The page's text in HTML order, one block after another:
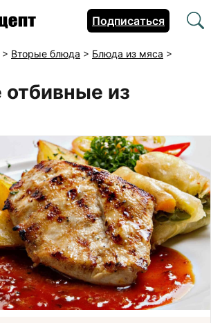
Подписаться
> Вторые блюда > Блюда из мяса >
из